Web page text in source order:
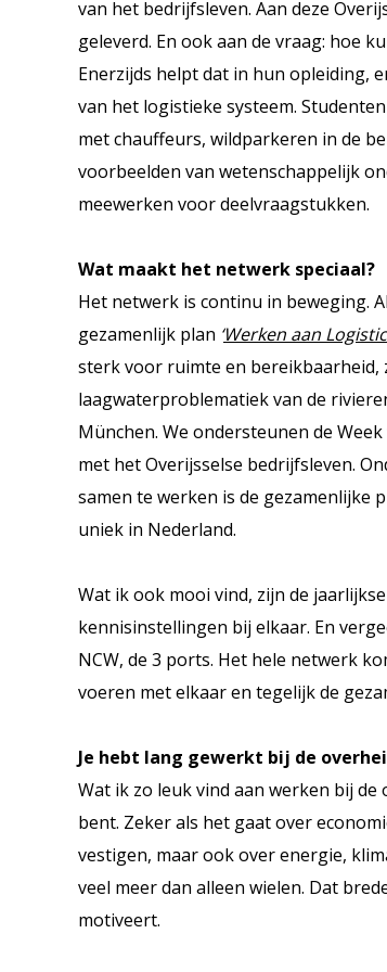
van het bedrijfsleven. Aan deze
geleverd. En ook aan de vraag: hoe
Enerzijds helpt dat in hun opleiding,
van het logistieke systeem.
met chauffeurs, wildparkeren in de
voorbeelden van wetenschappelijk
meewerken voor deelvraagstukken.
Wat maakt het netwerk speciaal?
Het netwerk is continu in beweging.
gezamenlijk plan ‘Werken aan
sterk voor ruimte en bereikbaarheid,
laagwaterproblematiek van de
München. We ondersteunen de
met het Overijsselse bedrijfsleven.
samen te werken is de gezamenlijke
uniek in Nederland.
Wat ik ook mooi vind, zijn de
kennisinstellingen bij elkaar. En
NCW, de 3 ports. Het hele netwerk
voeren met elkaar en tegelijk de
Je hebt lang gewerkt bij de
Wat ik zo leuk vind aan werken bij
bent. Zeker als het gaat over
vestigen, maar ook over energie,
veel meer dan alleen wielen. Dat
motiveert.